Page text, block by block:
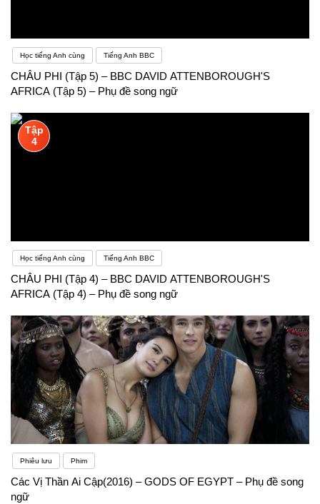
Học tiếng Anh cùng Tiếng Anh BBC
CHÂU PHI (Tập 5) – BBC DAVID ATTENBOROUGH'S
AFRICA (Tập 5) – Phụ đề song ngữ
Tập
4
Học tiếng Anh cùng Tiếng Anh BBC
CHÂU PHI (Tập 4) – BBC DAVID ATTENBOROUGH'S
AFRICA (Tập 4) – Phụ đề song ngữ
Phiêu lưu Phim
Các Vị Thần Ai Cập(2016) – GODS OF EGYPT – Phụ đề song
ngữ